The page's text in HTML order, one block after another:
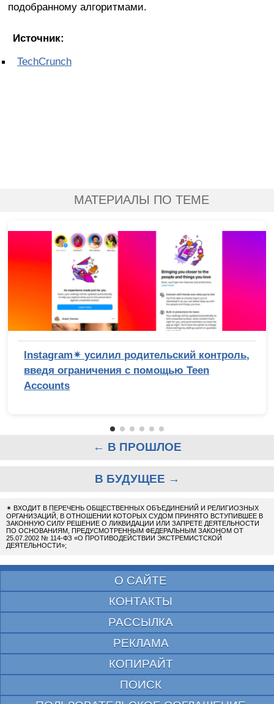
подобранному алгоритмами.
Источник:
TechCrunch
МАТЕРИАЛЫ ПО ТЕМЕ
Instagram✴ усилил родительский контроль,
введя ограничения с помощью Teen
Accounts
← В ПРОШЛОЕ
В БУДУЩЕЕ →
✴ ВХОДИТ В ПЕРЕЧЕНЬ ОБЩЕСТВЕННЫХ ОБЪЕДИНЕНИЙ И РЕЛИГИОЗНЫХ
ОРГАНИЗАЦИЙ, В ОТНОШЕНИИ КОТОРЫХ СУДОМ ПРИНЯТО ВСТУПИВШЕЕ В
ЗАКОННУЮ СИЛУ РЕШЕНИЕ О ЛИКВИДАЦИИ ИЛИ ЗАПРЕТЕ ДЕЯТЕЛЬНОСТИ
ПО ОСНОВАНИЯМ, ПРЕДУСМОТРЕННЫМ ФЕДЕРАЛЬНЫМ ЗАКОНОМ ОТ
25.07.2002 № 114-ФЗ «О ПРОТИВОДЕЙСТВИИ ЭКСТРЕМИСТСКОЙ
ДЕЯТЕЛЬНОСТИ»;
О САЙТЕ
КОНТАКТЫ
РАССЫЛКА
РЕКЛАМА
КОПИРАЙТ
ПОИСК